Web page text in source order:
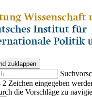
zuklappen
2 Zeichen eingegeben
die Vorschläge zu